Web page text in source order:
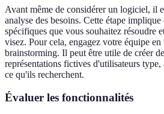
Avant même de considérer un logiciel, il
analyse des besoins. Cette étape
spécifiques que vous souhaitez résoudre
visez. Pour cela, engagez votre équipe en
brainstorming. Il peut être utile de créer
représentations fictives d'utilisateurs
ce qu'ils recherchent.
Évaluer les fonctionnalités